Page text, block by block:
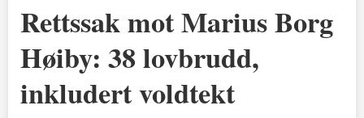
Rettssak mot Marius Borg
Høiby: 38 lovbrudd,
inkludert voldtekt